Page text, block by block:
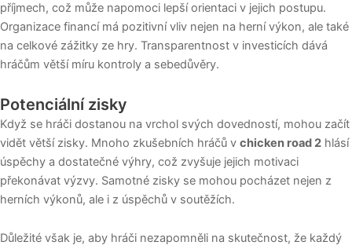
příjmech, což může napomoci lepší orientaci v jejich postupu.
Organizace financí má pozitivní vliv nejen na herní výkon, ale také
na celkové zážitky ze hry. Transparentnost v investicích dává
hráčům větší míru kontroly a sebedůvěry.
Potenciální zisky
Když se hráči dostanou na vrchol svých dovedností, mohou začít
vidět větší zisky. Mnoho zkušebních hráčů v chicken road 2 hlásí
úspěchy a dostatečné výhry, což zvyšuje jejich motivaci
překonávat výzvy. Samotné zisky se mohou pocházet nejen z
herních výkonů, ale i z úspěchů v soutěžích.
Důležité však je, aby hráči nezapomněli na skutečnost, že každý